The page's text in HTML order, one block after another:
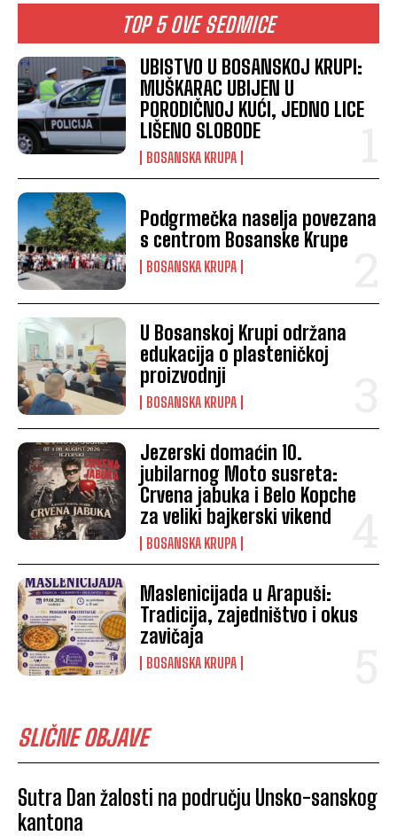
TOP 5 OVE SEDMICE
UBISTVO U BOSANSKOJ KRUPI:
MUŠKARAC UBIJEN U
PORODIČNOJ KUĆI, JEDNO LICE
LIŠENO SLOBODE
BOSANSKA KRUPA
Podgrmečka naselja povezana
s centrom Bosanske Krupe
BOSANSKA KRUPA
U Bosanskoj Krupi održana
edukacija o plasteničkoj
proizvodnji
BOSANSKA KRUPA
Jezerski domaćin 10.
jubilarnog Moto susreta:
Crvena jabuka i Belo Kopche
za veliki bajkerski vikend
BOSANSKA KRUPA
Maslenicijada u Arapuši:
Tradicija, zajedništvo i okus
zavičaja
BOSANSKA KRUPA
SLIČNE OBJAVE
Sutra Dan žalosti na području Unsko-sanskog
kantona